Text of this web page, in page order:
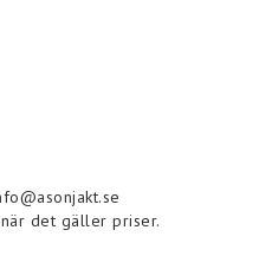
det gäller priser.